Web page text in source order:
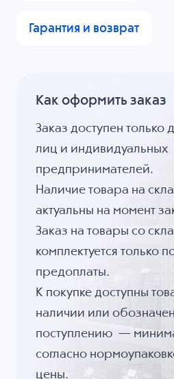
Гарантия и возврат
Как оформить заказ
Заказ доступен
лиц и индивидуальных
предпринимателей.
Наличие товара на
актуальны на момент
Заказ на товары со
комплектуется только
предоплаты.
К покупке доступны
наличии или
поступлению —
согласно
цены.